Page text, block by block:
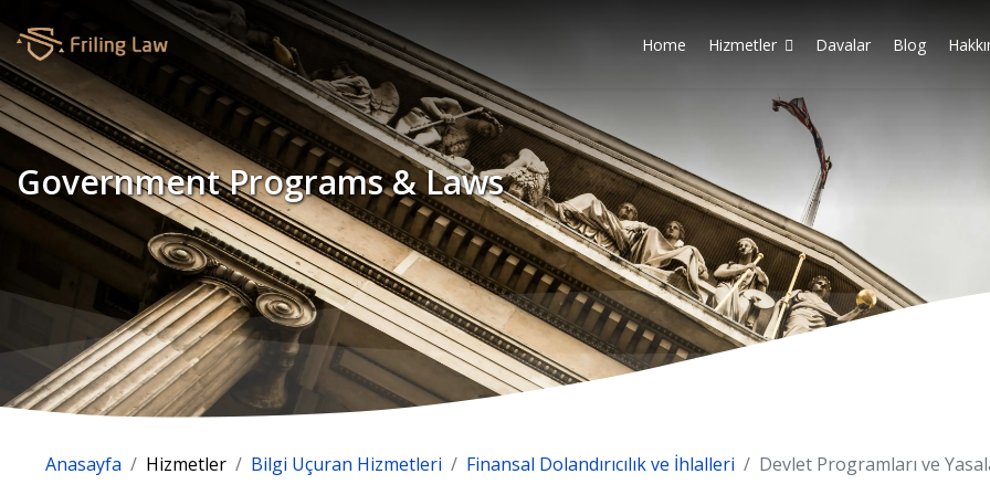
Home Hizmetler Davalar Blog
Government Programs & Laws
Anasayfa Hizmetler Bilgi Uçuran Hizmetleri Finansal Dolandırıcılık ve İhlalleri Devlet Programları ve